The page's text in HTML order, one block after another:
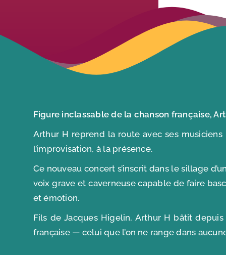
Figure inclassable de la chanson française,
Arthur H reprend la route avec ses
l’improvisation, à la présence.
Ce nouveau concert s’inscrit dans le sillage
voix grave et caverneuse capable de faire
et émotion.
Fils de Jacques Higelin, Arthur H bâtit
française — celui que l’on ne range dans